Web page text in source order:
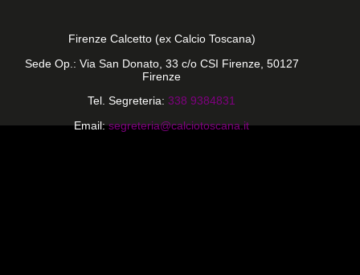
Firenze Calcetto (ex Calcio Toscana)
Sede Op.: Via San Donato, 33 c/o CSI Firenze, 50127
Firenze
Tel. Segreteria: 338 9384831
Email: segreteria@calciotoscana.it